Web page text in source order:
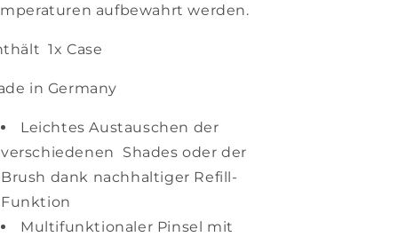
aufbewahrt werden.
1x Case
in Germany
Leichtes Austauschen der
verschiedenen Shades oder der
Brush dank nachhaltiger Refill-
Funktion
Multifunktionaler Pinsel mit